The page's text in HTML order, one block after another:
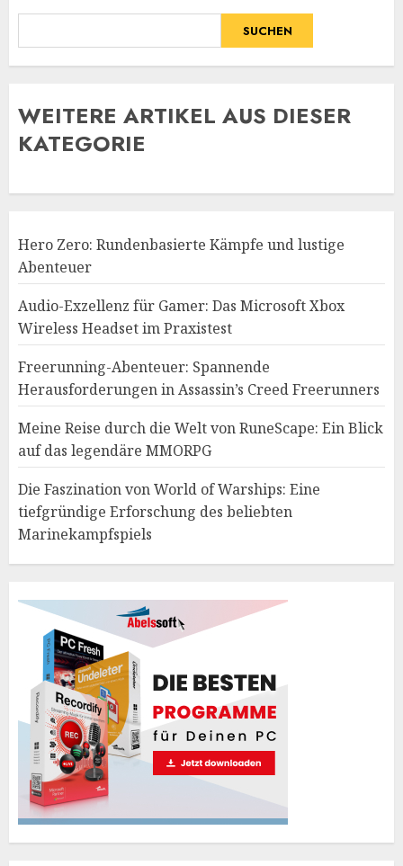
SUCHEN
WEITERE ARTIKEL AUS DIESER
KATEGORIE
Hero Zero: Rundenbasierte Kämpfe und lustige
Abenteuer
Audio-Exzellenz für Gamer: Das Microsoft Xbox
Wireless Headset im Praxistest
Freerunning-Abenteuer: Spannende
Herausforderungen in Assassin’s Creed Freerunners
Meine Reise durch die Welt von RuneScape: Ein Blick
auf das legendäre MMORPG
Die Faszination von World of Warships: Eine
tiefgründige Erforschung des beliebten
Marinekampfspiels